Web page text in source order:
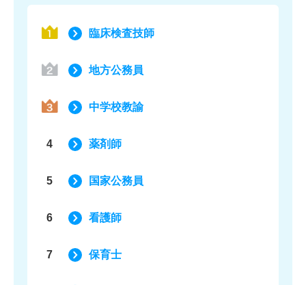
臨床検査技師
地方公務員
中学校教諭
4 薬剤師
5 国家公務員
6 看護師
7 保育士